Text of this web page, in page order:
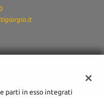
parti in esso integrati